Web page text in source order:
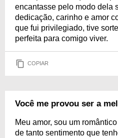
encantasse pelo modo dela
dedicação, carinho e amor
que fui privilegiado, tive
perfeita para comigo viver.
COPIAR
Você me provou ser a
Meu amor, sou um
de tanto sentimento que